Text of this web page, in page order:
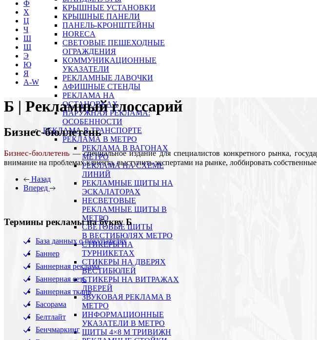
КРЫШНЫЕ УСТАНОВКИ
КРЫШНЫЕ ПАНЕЛИ
ПАНЕЛЬ-КРОНШТЕЙНЫ
HORECA
СВЕТОВЫЕ ПЕШЕХОДНЫЕ
ОГРАЖДЕНИЯ
КОММУНИКАЦИОННЫЕ
УКАЗАТЕЛИ
РЕКЛАМНЫЕ ЛАВОЧКИ
АФИШНЫЕ СТЕНДЫ
РЕКЛАМА НА
ОСТАНОВКАХ
НАРУЖНАЯ РЕКЛАМА:
ОСОБЕННОСТИ
РЕКЛАМА В ТРАНСПОРТЕ
РЕКЛАМА В МЕТРО
РЕКЛАМА В ВАГОНАХ
МЕТРО
РЕКЛАМА НА СХЕМЕ
ЛИНИЙ
РЕКЛАМНЫЕ ЩИТЫ НА
ЭСКАЛАТОРАХ
НЕСВЕТОВЫЕ
РЕКЛАМНЫЕ ЩИТЫ В
МЕТРО
СВЕТОВЫЕ ЩИТЫ
В ВЕСТИБЮЛЯХ МЕТРО
СТИКЕРЫ НА
ТУРНИКЕТАХ
CТИКЕРЫ НА ДВЕРЯХ
ВЕСТИБЮЛЕЙ
CТИКЕРЫ НА ВИТРАЖАХ
ДВЕРЕЙ
ЗВУКОВАЯ РЕКЛАМА В
МЕТРО
ИНФОРМАЦИОННЫЕ
УКАЗАТЕЛИ В МЕТРО
ЩИТЫ 4×8 М ТРИВИЖН
Ф
Х
Ц
Ч
Ш
Щ
Э
Ю
Я
A-W
Б | Рекламный глоссарий
Бизнес-бюллетень
Бизнес-бюллетень — специальное издание для специалистов конкретного рынка,
внимание на проблемах клиента, выступить экспертами на рынке, лоббировать
Назад
Вперед
Термины рекламы на букву Б
База данных о покупателях
Баннер
Баннерная реклама
Баннерная сеть
Баннерная ткань
Басорама
Белтлайт
Бенчмаркинг